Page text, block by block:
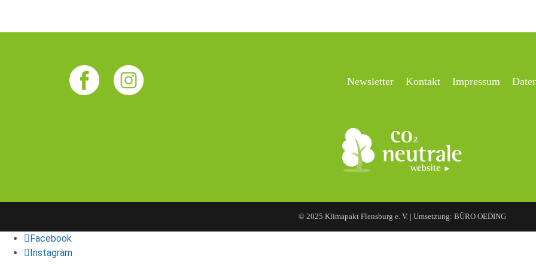
Newsletter Kontakt Impressum
© 2025 Klimapakt Flensburg e. V. | Umsetzung: BÜRO OEDING
Facebook
Instagram